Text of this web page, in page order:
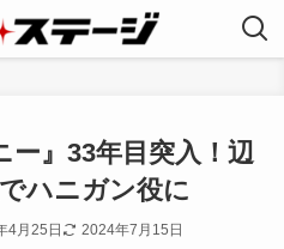
ー』33年目突入！辺
ハニガン役に
4月25日 2024年7月15日